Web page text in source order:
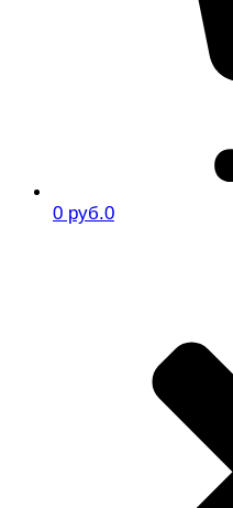
0 руб.0